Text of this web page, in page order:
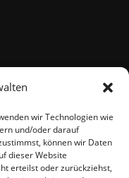
wir Technologien wie
und/oder darauf
können wir Daten
dieser Website
erteilst oder zurückziehst,